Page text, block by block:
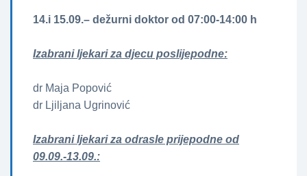
14.i 15.09.– dežurni doktor od 07:00-14:00 h
Izabrani ljekari za djecu poslijepodne:
dr Maja Popović
dr Ljiljana Ugrinović
Izabrani ljekari za odrasle prijepodne od
09.09.-13.09.: